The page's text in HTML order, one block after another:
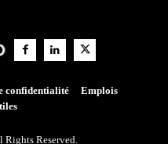
confidentialité
Emplois
Reserved.